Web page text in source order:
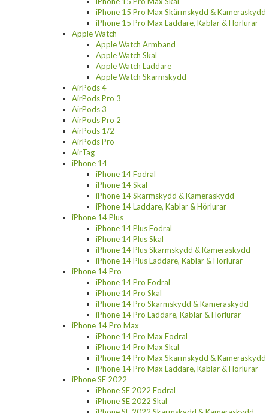
iPhone 15 Pro Max Skärmskydd & Kameraskydd
iPhone 15 Pro Max Laddare, Kablar & Hörlurar
Apple Watch
Apple Watch Armband
Apple Watch Skal
Apple Watch Laddare
Apple Watch Skärmskydd
AirPods 4
AirPods Pro 3
AirPods 3
AirPods Pro 2
AirPods 1/2
AirPods Pro
AirTag
iPhone 14
iPhone 14 Fodral
iPhone 14 Skal
iPhone 14 Skärmskydd & Kameraskydd
iPhone 14 Laddare, Kablar & Hörlurar
iPhone 14 Plus
iPhone 14 Plus Fodral
iPhone 14 Plus Skal
iPhone 14 Plus Skärmskydd & Kameraskydd
iPhone 14 Plus Laddare, Kablar & Hörlurar
iPhone 14 Pro
iPhone 14 Pro Fodral
iPhone 14 Pro Skal
iPhone 14 Pro Skärmskydd & Kameraskydd
iPhone 14 Pro Laddare, Kablar & Hörlurar
iPhone 14 Pro Max
iPhone 14 Pro Max Fodral
iPhone 14 Pro Max Skal
iPhone 14 Pro Max Skärmskydd & Kameraskydd
iPhone 14 Pro Max Laddare, Kablar & Hörlurar
iPhone SE 2022
iPhone SE 2022 Fodral
iPhone SE 2022 Skal